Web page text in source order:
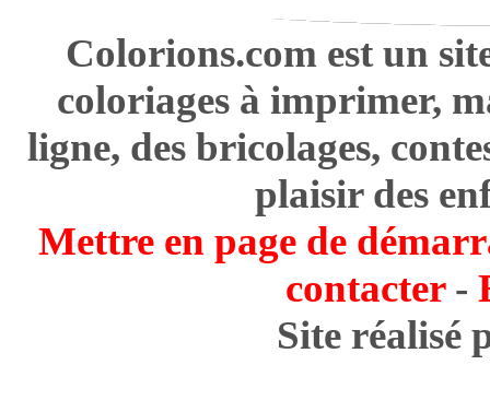
Colorions.com est un
coloriages à imprimer,
ligne, des bricolages,
plaisir des
Mettre en page de
contacter-
Site réalisé